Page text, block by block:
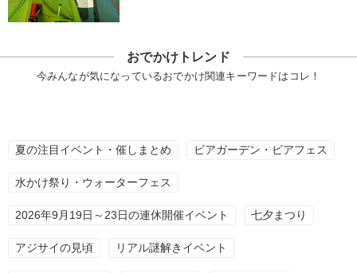
おでかけトレンド
今みんなが気になっているおでかけ関連キーワードはコレ！
夏の注目イベント・催しまとめ ビアガーデン・ビアフェス
水かけ祭り・ウォーターフェス
2026年9月19日～23日の連休開催イベント 七夕まつり
アジサイの見頃 リアル謎解きイベント